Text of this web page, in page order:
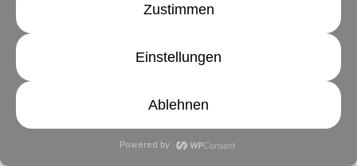
Anlaufstellen für Hilfesuchende
Kontaktadressen und
Bankverbindungen von lokalen
Organisationen
Anlaufstellen für Sachspenden (in